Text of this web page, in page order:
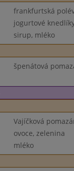
frankfurtská
jogurtové
sirup, mléko
špenátová
Vajíčková
ovoce, zelenina
mléko